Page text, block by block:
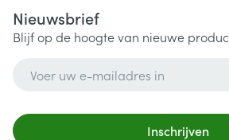
Nieuwsbrief
Blijf op de hoogte van nieuwe
Inschrijven